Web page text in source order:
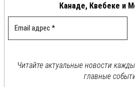
Канаде, Квебеке и
Читайте актуальные новости
главные